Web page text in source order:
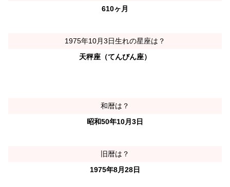
610ヶ月
1975年10月3日生れの星座は？
天秤座（てんびん座）
和暦は？
昭和50年10月3日
旧暦は？
1975年8月28日